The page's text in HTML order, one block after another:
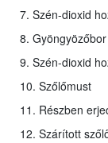
7. Szén-dioxid
8. Gyöngyözőbor
9. Szén-dioxid
10. Szőlőmust
11. Részben
12. Szárított